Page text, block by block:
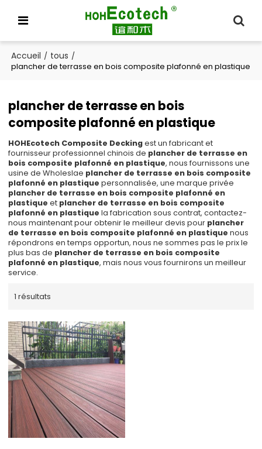
Accueil / tous /
plancher de terrasse en bois composite plafonné en plastique
plancher de terrasse en bois
composite plafonné en plastique
HOHEcotech Composite Deckingest un fabricant et
fournisseur professionnel chinois de plancher de terrasse en
bois composite plafonné en plastique, nous fournissons une
usine de Wholeslae plancher de terrasse en bois composite
plafonné en plastique personnalisée, une marque privée
plancher de terrasse en bois composite plafonné en
plastique et plancher de terrasse en bois composite
plafonné en plastique la fabrication sous contrat, contactez-
nous maintenant pour obtenir le meilleur devis pour plancher
de terrasse en bois composite plafonné en plastique nous
répondrons en temps opportun, nous ne sommes pas le prix le
plus bas de plancher de terrasse en bois composite
plafonné en plastique, mais nous vous fournirons un meilleur
service.
1 résultats